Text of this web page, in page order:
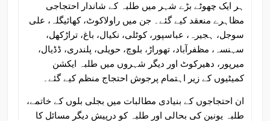
ہر ایک چھوٹے بڑے شہر میں طلبہ کے شاندار احتجاجی
مظاہرے منعقد کیے گئے۔ جن میں راولاکوٹ، کھائیگلہ، علی
سوجل، ہجیرہ، عباسپور، کوٹلی، نکیال، باغ، تراڑکھل،
سہنسہ، مظفرآباد، تھوراڑ، بلوچ، حویلی، پلندری، ڈڈیال،
میرپور، دھیرکوٹ اور دیگر شہروں میں طلبہ ایکشن
کمیٹیوں کے زیر اہتمام پرجوش احتجاج منظم کیے گئے۔
ان احتجاجوں کے بنیادی مطالبات میں بجلی بلوں کے خاتمے،
طلبہ یونین کی بحالی اور طلبہ کو درپیش دیگر مسائل کا